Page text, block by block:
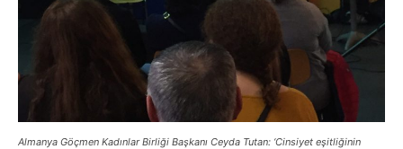
Almanya Göçmen Kadınlar Birliği Başkanı Ceyda Tutan: ‘Cinsiyet eşitliğinin